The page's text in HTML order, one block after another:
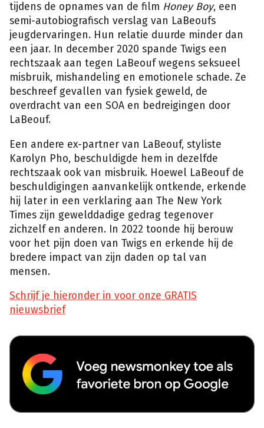
tijdens de opnames van de film Honey Boy, een
semi-autobiografisch verslag van LaBeoufs
jeugdervaringen. Hun relatie duurde minder dan
een jaar. In december 2020 spande Twigs een
rechtszaak aan tegen LaBeouf wegens seksueel
misbruik, mishandeling en emotionele schade. Ze
beschreef gevallen van fysiek geweld, de
overdracht van een SOA en bedreigingen door
LaBeouf.
Een andere ex-partner van LaBeouf, styliste
Karolyn Pho, beschuldigde hem in dezelfde
rechtszaak ook van misbruik. Hoewel LaBeouf de
beschuldigingen aanvankelijk ontkende, erkende
hij later in een verklaring aan The New York
Times zijn gewelddadige gedrag tegenover
zichzelf en anderen. In 2022 toonde hij berouw
voor het pijn doen van Twigs en erkende hij de
bredere impact van zijn daden op tal van
mensen.
Schrijf je hieronder in voor onze GRATIS
nieuwsbrief